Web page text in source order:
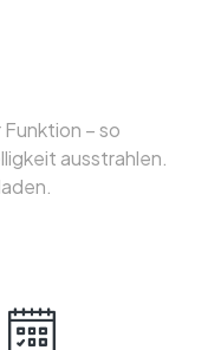
– so
ausstrahlen.